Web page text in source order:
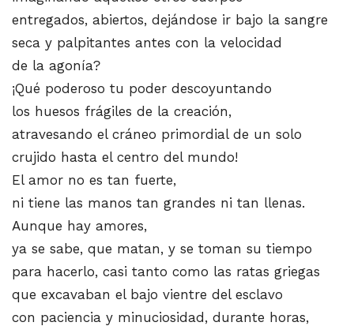
entregados, abiertos, dejándose ir bajo la sangre
seca y palpitantes antes con la velocidad
de la agonía?
¡Qué poderoso tu poder descoyuntando
los huesos frágiles de la creación,
atravesando el cráneo primordial de un solo
crujido hasta el centro del mundo!
El amor no es tan fuerte,
ni tiene las manos tan grandes ni tan llenas.
Aunque hay amores,
ya se sabe, que matan, y se toman su tiempo
para hacerlo, casi tanto como las ratas griegas
que excavaban el bajo vientre del esclavo
con paciencia y minuciosidad, durante horas,